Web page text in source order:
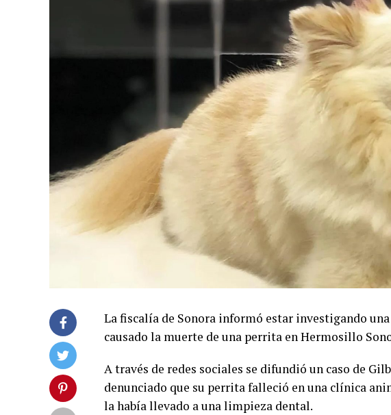
La fiscalía de Sonora informó estar investigando
causado la muerte de una perrita en Hermosillo
A través de redes sociales se difundió un caso de
denunciado que su perrita falleció en una clínica
la había llevado a una limpieza dental.